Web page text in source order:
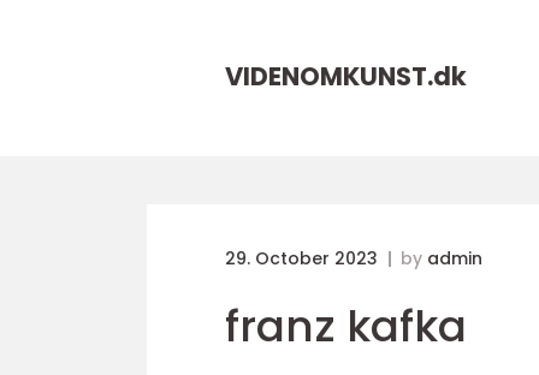
VIDENOMKUNST.dk
29. October 2023 by admin
franz kafka